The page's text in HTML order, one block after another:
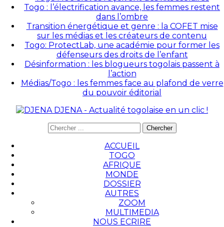
Togo : l’électrification avance, les femmes restent
dans l’ombre
Transition énergétique et genre : la COFET mise
sur les médias et les créateurs de contenu
Togo: ProtectLab, une académie pour former les
défenseurs des droits de l’enfant
Désinformation : les blogueurs togolais passent à
l’action
Médias/Togo : les femmes face au plafond de verre
du pouvoir éditorial
DJENA - Actualité togolaise en un clic !
ACCUEIL
TOGO
AFRIQUE
MONDE
DOSSIER
AUTRES
ZOOM
MULTIMEDIA
NOUS ECRIRE